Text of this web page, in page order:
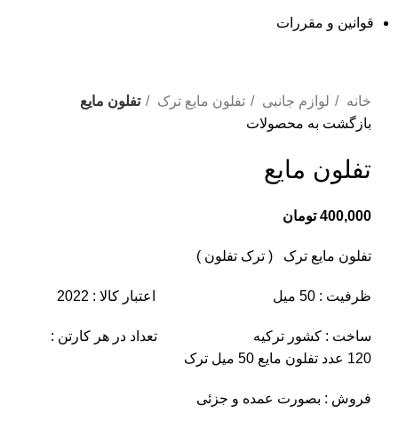
قوانین و مقررات
برای بزرگنمایی کلیک کنید
خانه لوازم جانبی تفلون مایع ترک
تفلون مایع
بازگشت به محصولات
تفلون مایع
400,000 تومان
تفلون مایع ترک ( ترک تفلون )
ظرفیت : 50 میل اعتبار کالا : 2022
ساخت : کشور ترکیه تعداد در هر کارتن :
120 عدد تفلون مایع 50 میل ترک
فروش : بصورت عمده و جزئی